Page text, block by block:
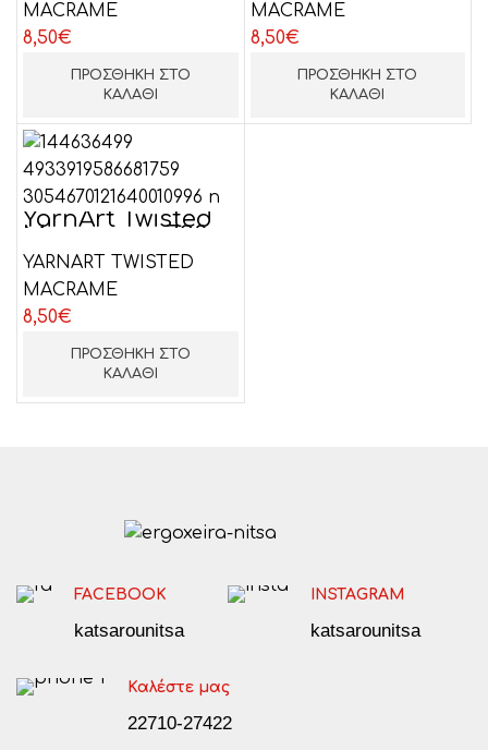
MACRAME
8,50€
ΠΡΟΣΘΉΚΗ ΣΤΟ
ΚΑΛΆΘΙ
MACRAME
8,50€
ΠΡΟΣΘΉΚΗ ΣΤΟ
ΚΑΛΆΘΙ
YarnArt Twisted
Macrame n.790
YARNART TWISTED
MACRAME
8,50€
ΠΡΟΣΘΉΚΗ ΣΤΟ
ΚΑΛΆΘΙ
FACEBOOK
katsarounitsa
INSTAGRAM
katsarounitsa
Καλέστε μας
22710-27422